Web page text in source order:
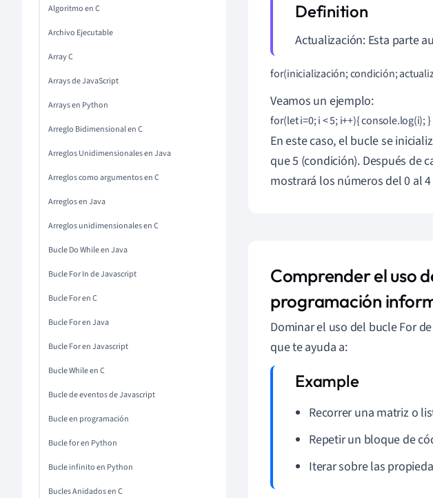
Algoritmo en C
Archivo Ejecutable
Array C
Arrays de JavaScript
Arrays en Python
Arreglo Bidimensional en C
Arreglos Unidimensionales en Java
Arreglos como argumentos en C
Arreglos en Java
Arreglos unidimensionales en C
Bucle Do While en Java
Bucle For In de Javascript
Bucle For en C
Bucle For en Java
Bucle For en Javascript
Bucle While en C
Bucle de eventos de Javascript
Bucle en programación
Bucle for en Python
Bucle infinito en Python
Bucles Anidados en C
Actualización: Esta parte
for(inicialización; condición;
Veamos un ejemplo:
for(let i=0; i < 5; i++){ console.log(i); }
En este caso, el bucle se
que 5 (condición). Después de
mostrará los números del 0 al
Comprender el uso
programación
Dominar el uso del bucle For
que te ayuda a:
Recorrer una matriz o
Repetir un bloque de
Iterar sobre las